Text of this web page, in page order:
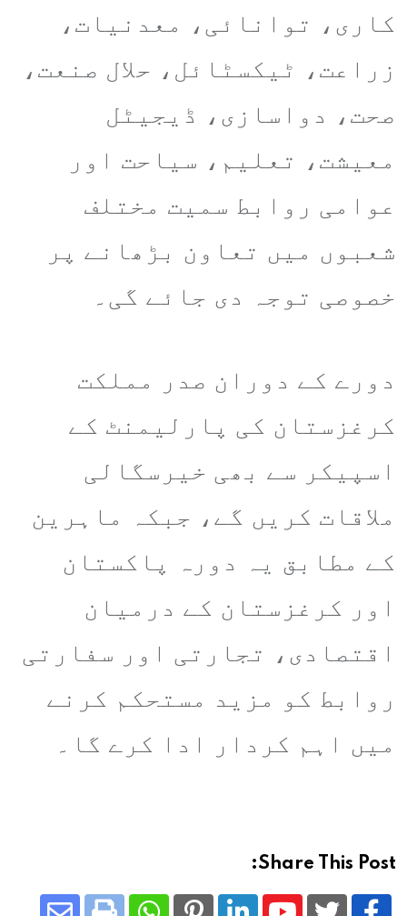
کاری، توانائی، معدنیات،
زراعت، ٹیکسٹائل، حلال صنعت،
صحت، دواسازی، ڈیجیٹل
معیشت، تعلیم، سیاحت اور
عوامی روابط سمیت مختلف
شعبوں میں تعاون بڑھانے پر
خصوصی توجہ دی جائے گی۔
دورے کے دوران صدر مملکت
کرغزستان کی پارلیمنٹ کے
اسپیکر سے بھی خیرسگالی
ملاقات کریں گے، جبکہ ماہرین
کے مطابق یہ دورہ پاکستان
اور کرغزستان کے درمیان
اقتصادی، تجارتی اور سفارتی
روابط کو مزید مستحکم کرنے
میں اہم کردار ادا کرے گا۔
Share This Post: